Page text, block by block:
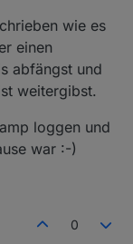
wie es
einen
abfängst und
weitergibst.
loggen und
war :-)
0